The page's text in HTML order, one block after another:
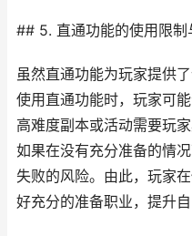
## 5. 直通功能的使用限制
虽然直通功能为玩家提供
使用直通功能时，玩家可
高难度副本或活动需要玩
如果在没有充分准备的情
失败的风险。由此，玩家
好充分的准备职业，提升自